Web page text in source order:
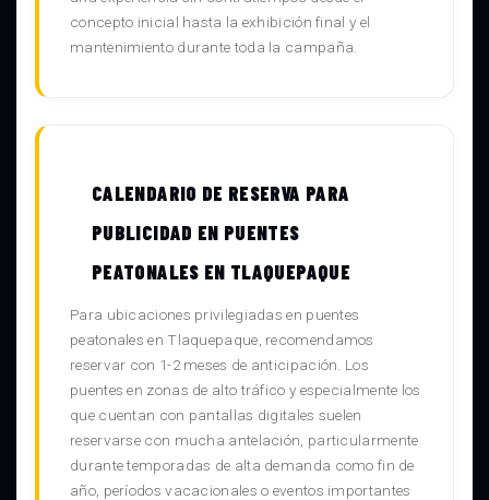
concepto inicial hasta la exhibición final y el
mantenimiento durante toda la campaña.
CALENDARIO DE RESERVA PARA
PUBLICIDAD EN PUENTES
PEATONALES EN TLAQUEPAQUE
Para ubicaciones privilegiadas en puentes
peatonales en Tlaquepaque, recomendamos
reservar con 1-2 meses de anticipación. Los
puentes en zonas de alto tráfico y especialmente los
que cuentan con pantallas digitales suelen
reservarse con mucha antelación, particularmente
durante temporadas de alta demanda como fin de
año, períodos vacacionales o eventos importantes